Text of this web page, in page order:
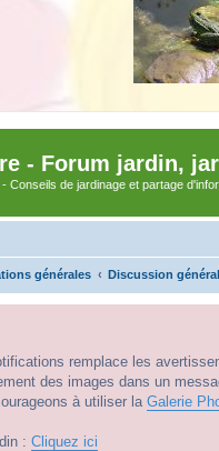
- Forum jardin,
Conseils de jardinage et partage
générales Discussion
remplace les
des images dans un
à utiliser la Galerie
: Cliquez ici